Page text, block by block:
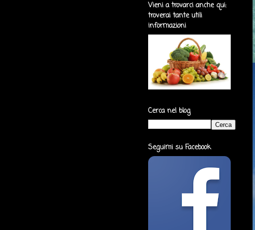
Vieni a trovarci anche qui:
troverai tante utili
informazioni
Cerca nel blog
Seguimi su Facebook